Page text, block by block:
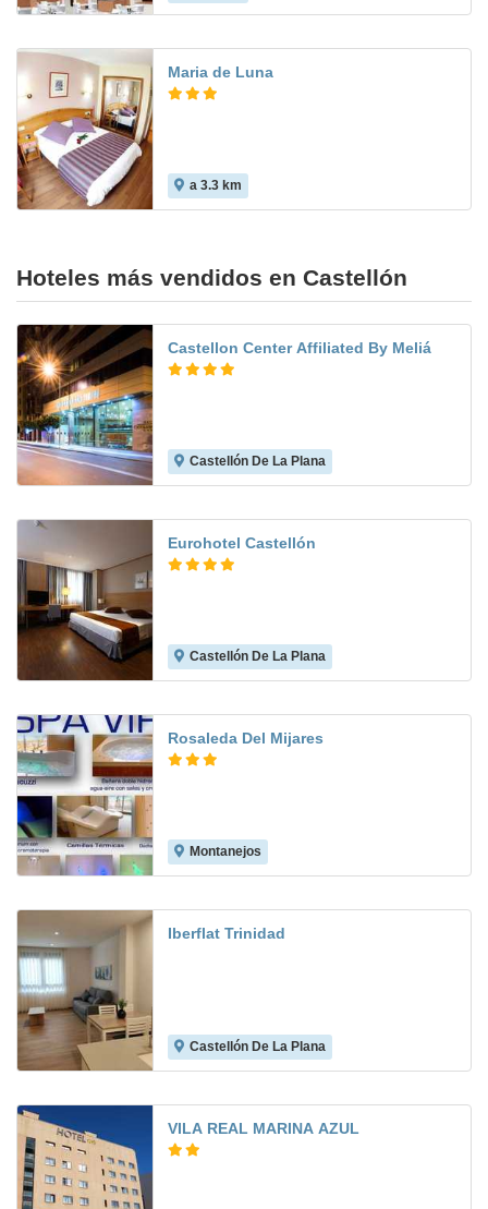
Maria de Luna
a 3.3 km
Hoteles más vendidos en Castellón
Castellon Center Affiliated By Meliá
Castellón De La Plana
Eurohotel Castellón
Castellón De La Plana
Rosaleda Del Mijares
Montanejos
Iberflat Trinidad
Castellón De La Plana
VILA REAL MARINA AZUL